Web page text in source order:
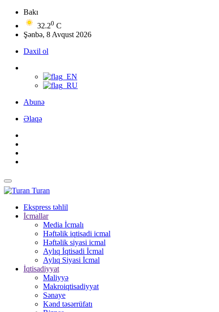
Bakı
32.20 C
Şənbə, 8 Avqust 2026
Daxil ol
Abunə
Əlaqə
Turan
Ekspress təhlil
İcmallar
Media İcmalı
Həftəlik iqtisadi icmal
Həftəlik siyasi icmal
Aylıq İqtisadi İcmal
Aylıq Siyasi İcmal
İqtisadiyyat
Maliyyə
Makroiqtisadiyyat
Sənaye
Kənd təsərrüfatı